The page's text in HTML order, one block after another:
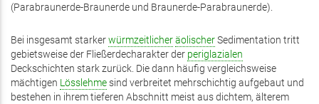
(Parabraunerde-Braunerde und Braunerde-Parabraunerde).
Bei insgesamt starkerwürmzeitlicheräolischerSedimentation tritt
gebietsweise der Fließerdecharakter der periglazialen
Deckschichten stark zurück. Die dann häufig vergleichsweise
mächtigen Lösslehmesind verbreitet mehrschichtig aufgebaut und
bestehen in ihrem tieferen Abschnitt meist aus dichtem, älterem